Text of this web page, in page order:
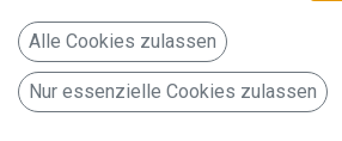
Artikelnummer: 271320-28
acv GmbH
Straßburger Allee 10-12
Alle Cookies zulassen
Nur essenzielle Cookies zulassen